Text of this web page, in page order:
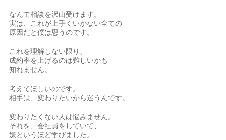
なんて相談を沢山受けます。
実は、これが上手くいかない全ての
原因だと僕は思うのです。
これを理解しない限り、
成約率を上げるのは難しいかも
知れません。
考えてほしいのです。
相手は、変わりたいから迷うんです。
変わりたくない人は悩みません。
それを、会社員をしていて、
嫌というほど学びました。